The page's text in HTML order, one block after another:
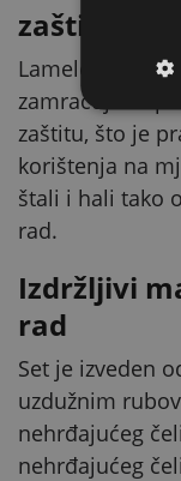
zaštita
Lamele dobro
zamračuju
zaštitu, što je
korištenja na
štali i hali tako
rad.
Izdržljivi
rad
Set je izveden
uzdužnim
nehrđajućeg
nehrđajućeg